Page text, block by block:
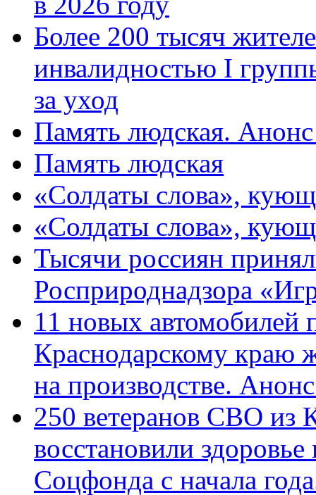
Более 200 тысяч
инвалидностью I
за уход
Память людская.
Память людская
«Солдаты слова»,
«Солдаты слова»,
Тысячи россиян
Росприроднадзора
11 новых автомобилей
Краснодарскому краю
на производстве.
250 ветеранов СВО из
восстановили
Соцфонда с начала